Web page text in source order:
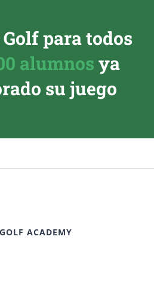
para todos
alumnos ya
su juego
ACADEMY